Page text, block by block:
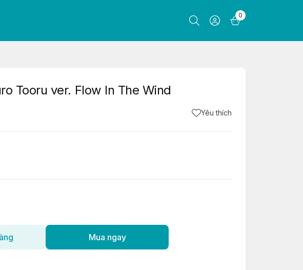
0
Tooru ver. Flow In The Wind
Yêu thích
Mua ngay